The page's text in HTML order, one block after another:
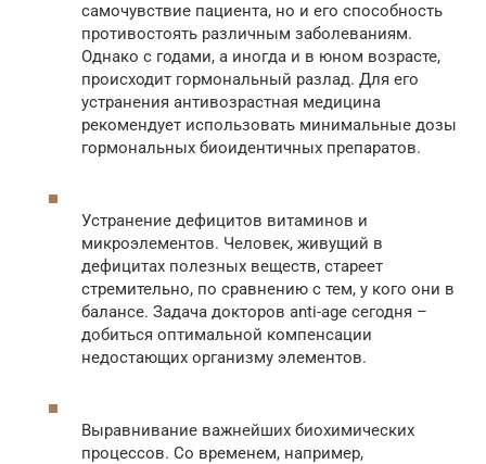
самочувствие пациента, но и его способность
противостоять различным заболеваниям.
Однако с годами, а иногда и в юном возрасте,
происходит гормональный разлад. Для его
устранения антивозрастная медицина
рекомендует использовать минимальные дозы
гормональных биоидентичных препаратов.
Устранение дефицитов витаминов и
микроэлементов. Человек, живущий в
дефицитах полезных веществ, стареет
стремительно, по сравнению с тем, у кого они в
балансе. Задача докторов anti-age сегодня –
добиться оптимальной компенсации
недостающих организму элементов.
Выравнивание важнейших биохимических
процессов. Со временем, например,